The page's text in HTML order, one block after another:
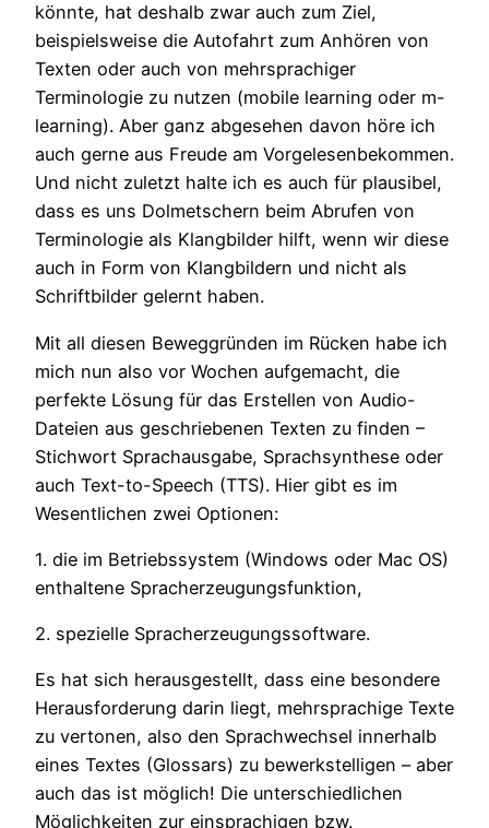
könnte, hat deshalb zwar auch zum Ziel,
beispielsweise die Autofahrt zum Anhören von
Texten oder auch von mehrsprachiger
Terminologie zu nutzen (mobile learning oder m-
learning). Aber ganz abgesehen davon höre ich
auch gerne aus Freude am Vorgelesenbekommen.
Und nicht zuletzt halte ich es auch für plausibel,
dass es uns Dolmetschern beim Abrufen von
Terminologie als Klangbilder hilft, wenn wir diese
auch in Form von Klangbildern und nicht als
Schriftbilder gelernt haben.
Mit all diesen Beweggründen im Rücken habe ich
mich nun also vor Wochen aufgemacht, die
perfekte Lösung für das Erstellen von Audio-
Dateien aus geschriebenen Texten zu finden –
Stichwort Sprachausgabe, Sprachsynthese oder
auch Text-to-Speech (TTS). Hier gibt es im
Wesentlichen zwei Optionen:
1. die im Betriebssystem (Windows oder Mac OS)
enthaltene Spracherzeugungsfunktion,
2. spezielle Spracherzeugungssoftware.
Es hat sich herausgestellt, dass eine besondere
Herausforderung darin liegt, mehrsprachige Texte
zu vertonen, also den Sprachwechsel innerhalb
eines Textes (Glossars) zu bewerkstelligen – aber
auch das ist möglich! Die unterschiedlichen
Möglichkeiten zur einsprachigen bzw.